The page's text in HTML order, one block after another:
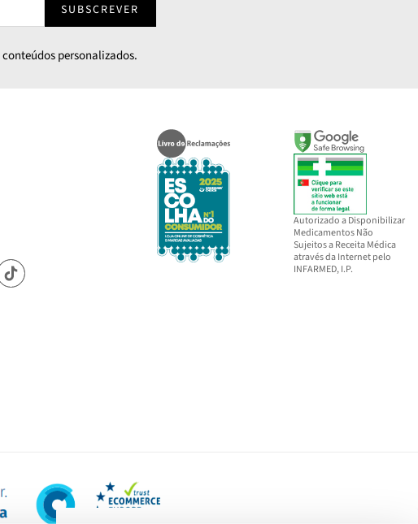
SUBSCREVER
personalizados.
Autorizado a Disponibilizar
Medicamentos Não
Sujeitos a Receita Médica
através da Internet pelo
INFARMED, I.P.